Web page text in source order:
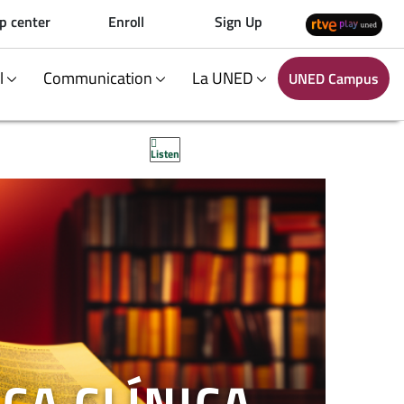
center Enroll Sign Up
Communication La UNED UNED Campus
Listen